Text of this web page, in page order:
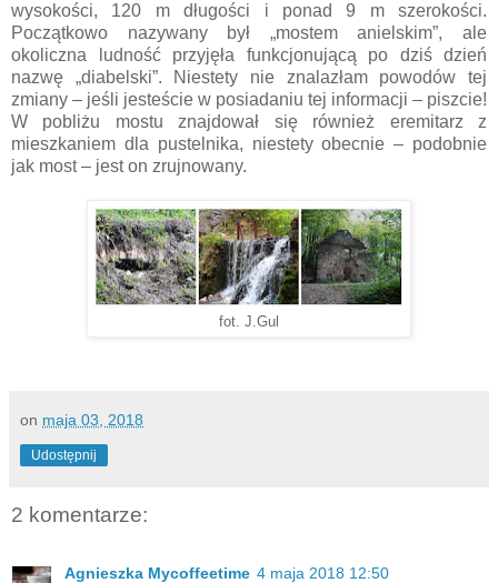
wysokości, 120 m długości i ponad 9 m szerokości.
Początkowo nazywany był „mostem anielskim”, ale
okoliczna ludność przyjęła funkcjonującą po dziś dzień
nazwę „diabelski”. Niestety nie znalazłam powodów tej
zmiany – jeśli jesteście w posiadaniu tej informacji – piszcie!
W pobliżu mostu znajdował się również eremitarz z
mieszkaniem dla pustelnika, niestety obecnie – podobnie
jak most – jest on zrujnowany.
fot. J.Gul
on maja 03, 2018
Udostępnij
2 komentarze:
Agnieszka Mycoffeetime 4 maja 2018 12:50